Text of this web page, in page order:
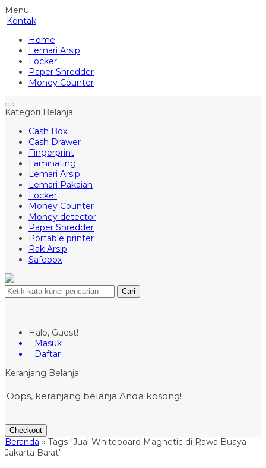
Menu
Kontak
Home
Lemari Arsip
Locker
Paper Shredder
Money Counter
Kategori Belanja
Cash Box
Cash Drawer
Fingerprint
Laminating
Lemari Arsip
Lemari Pakaian
Locker
Money Counter
Money detector
Paper Shredder
Portable printer
Rak Arsip
Safebox
Cari
Halo, Guest!
Masuk
Daftar
Keranjang Belanja
Oops, keranjang belanja Anda kosong!
Checkout
Beranda » Tags "Jual Whiteboard Magnetic di Rawa Buaya
Jakarta Barat"